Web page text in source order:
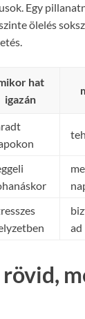
Egy
ölelés
hat
igazán
ad